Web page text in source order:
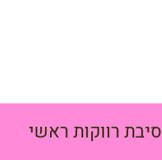
רווקות ראשי